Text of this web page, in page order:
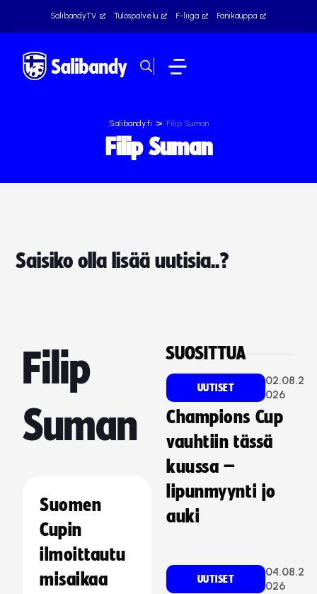
SalibandyTV Tulospalvelu F-liiga Fanikauppa
Salibandy.fi > Filip Suman
Filip Suman
Saisiko olla lisää uutisia..?
Filip
Suman
Suomen
Cupin
ilmoittautu
misaikaa
SUOSITTUA
UUTISET
02.08.2
026
Champions Cup
vauhtiin tässä
kuussa –
lipunmyynti jo
auki
UUTISET
04.08.2
026